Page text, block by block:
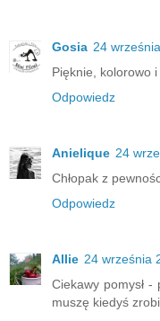
Gosia 24
Pięknie, kolorowo
Odpowiedz
Anielique 24
Chłopak z
Odpowiedz
Allie 24 września
Ciekawy pomysł
muszę kiedyś